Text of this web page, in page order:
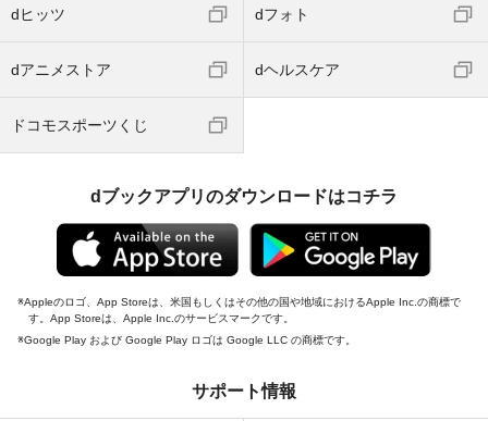
dヒッツ dフォト
dアニメストア dヘルスケア
ドコモスポーツくじ
dブックアプリのダウンロードはコチラ
Appleのロゴ、App Storeは、米国もしくはその他の国や地域におけるApple Inc.の商標で
す。App Storeは、Apple Inc.のサービスマークです。
Google Play および Google Play ロゴは Google LLC の商標です。
サポート情報